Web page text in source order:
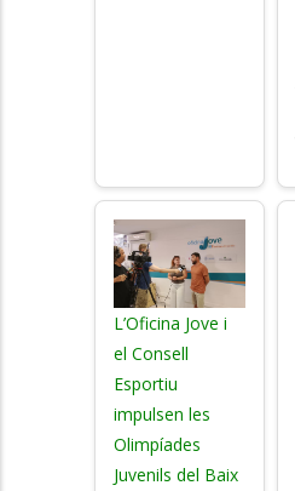
L’Oficina Jove i
el Consell
Esportiu
impulsen les
Olimpíades
Juvenils del Baix